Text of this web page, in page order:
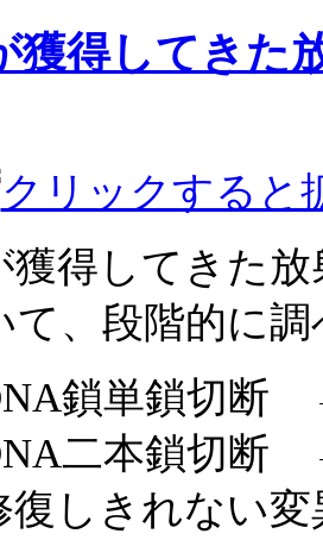
獲得してきた
獲得してきた
て、段階的に
鎖単鎖切
二本鎖切
復しきれな